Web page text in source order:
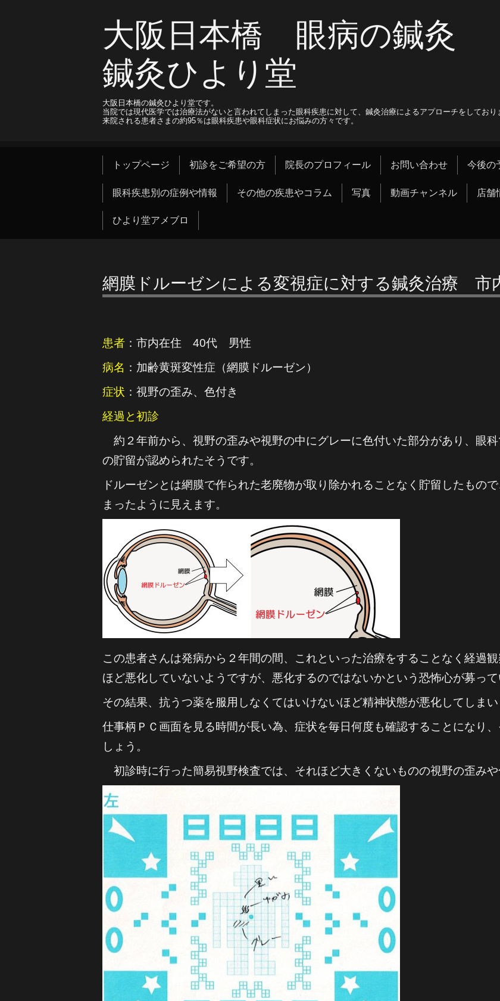
大阪日本橋 眼病の鍼灸
鍼灸ひより堂
大阪日本橋の鍼灸ひより堂です。
当院では現代医学では治療法がないと言われてしまった眼科疾患に対して、鍼灸治療によるアプローチをしており
来院される患者さまの約95％は眼科疾患や眼科症状にお悩みの方々です。
トップページ 初診をご希望の方 院長のプロフィール お問い合わせ 今後の
眼科疾患別の症例や情報 その他の疾患やコラム 写真 動画チャンネル 店舗
ひより堂アメブロ
網膜ドルーゼンによる変視症に対する鍼灸治療
患者 ：市内在住 40代 男性
病名 ：加齢黄斑変性症（網膜ドルーゼン）
症状 ：視野の歪み、色付き
経過と初診
約２年前から、視野の歪みや視野の中にグレーに色付いた部分があり、眼
の貯留が認められたそうです。
ドルーゼンとは網膜で作られた老廃物が取り除かれることなく貯留したもの
まったように見えます。
この患者さんは発病から２年間の間、これといった治療をすることなく経過
ほど悪化していないようですが、悪化するのではないかという恐怖心が募って
その結果、抗うつ薬を服用しなくてはいけないほど精神状態が悪化してしまい
仕事柄ＰＣ画面を見る時間が長い為、症状を毎日何度も確認することになり
しょう。
初診時に行った簡易視野検査では、それほど大きくないものの視野の歪みや